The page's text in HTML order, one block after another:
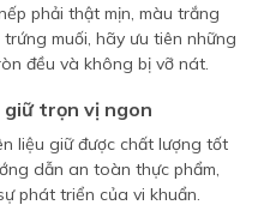
phải thật mịn, màu trắng
muối, hãy ưu tiên những
đều và không bị vỡ nát.
giữ trọn vị ngon
liệu giữ được chất lượng tốt
dẫn an toàn thực phẩm,
phát triển của vi khuẩn.